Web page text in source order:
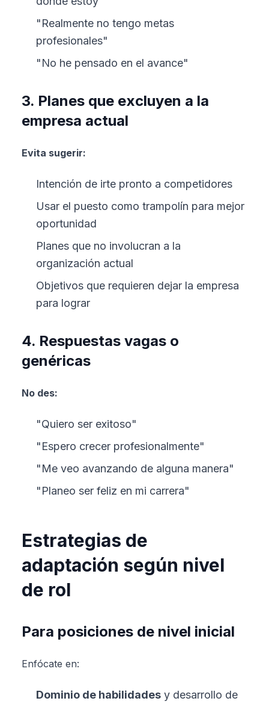
"Realmente no tengo metas
profesionales"
"No he pensado en el avance"
3. Planes que excluyen a la
empresa actual
Evita sugerir:
Intención de irte pronto a competidores
Usar el puesto como trampolín para mejor
oportunidad
Planes que no involucran a la
organización actual
Objetivos que requieren dejar la empresa
para lograr
4. Respuestas vagas o
genéricas
No des:
"Quiero ser exitoso"
"Espero crecer profesionalmente"
"Me veo avanzando de alguna manera"
"Planeo ser feliz en mi carrera"
Estrategias de
adaptación según nivel
de rol
Para posiciones de nivel inicial
Enfócate en:
Dominio de habilidades y desarrollo de